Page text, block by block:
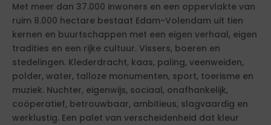
Met meer dan 37.000 inwoners en een oppervlakte van
ruim 8.000 hectare bestaat Edam-Volendam uit tien
kernen en buurtschappen met een eigen verhaal, eigen
tradities en een rijke cultuur. Vissers, boeren en
stedelingen. Klederdracht, kaas, paling, veenweiden,
polder, water, talloze monumenten, sport, toerisme en
muziek. Nuchter, eigenwijs, sociaal, onafhankelijk,
coöperatief, betrouwbaar, ambitieus, slagvaardig en
werklustig. Een palet van verscheidenheid dat kleur